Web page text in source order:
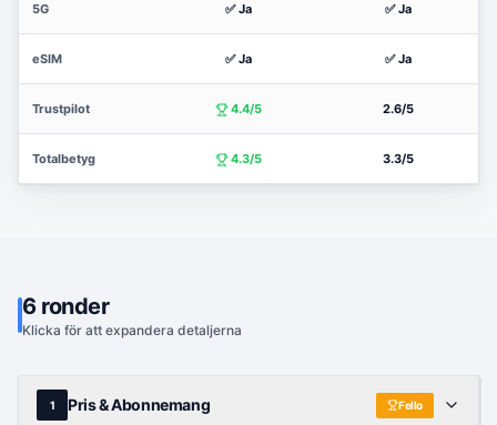
5G ✅ Ja ✅ Ja
eSIM ✅ Ja ✅ Ja
Trustpilot 4.4/5 2.6/5
Totalbetyg 4.3/5 3.3/5
6ronder
Klicka för att expandera detaljerna
1 Pris & Abonnemang Fello